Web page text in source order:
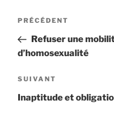
Navigation
l’article
Article
précédent
PRÉCÉDENT
Refuser une
d’homosexualité
Article
suivant
SUIVANT
Inaptitude et